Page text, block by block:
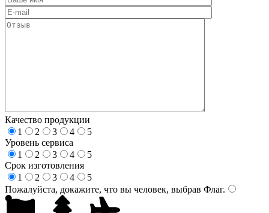
Качество продукции
1
2 3 4
5
Уровень сервиса
1
2 3 4
5
Срок изготовления
1
2 3 4
5
Пожалуйста, докажите, что вы человек, выбрав Флаг.